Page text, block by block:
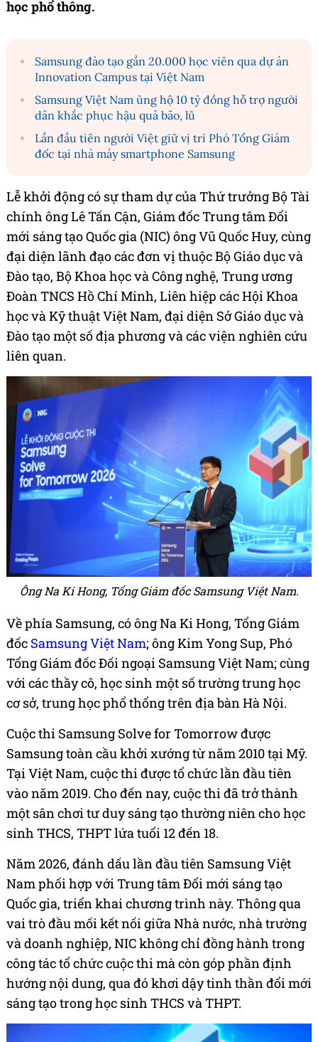
học phổ thông.
Samsung đào tạo gần 20.000 học viên qua dự án
Innovation Campus tại Việt Nam
Samsung Việt Nam ủng hộ 10 tỷ đồng hỗ trợ người
dân khắc phục hậu quả bão, lũ
Lần đầu tiên người Việt giữ vị trí Phó Tổng Giám
đốc tại nhà máy smartphone Samsung
Lễ khởi động có sự tham dự của Thứ trưởng Bộ Tài
chính ông Lê Tấn Cận, Giám đốc Trung tâm Đổi
mới sáng tạo Quốc gia (NIC) ông Vũ Quốc Huy, cùng
đại diện lãnh đạo các đơn vị thuộc Bộ Giáo dục và
Đào tạo, Bộ Khoa học và Công nghệ, Trung ương
Đoàn TNCS Hồ Chí Minh, Liên hiệp các Hội Khoa
học và Kỹ thuật Việt Nam, đại diện Sở Giáo dục và
Đào tạo một số địa phương và các viện nghiên cứu
liên quan.
Ông Na Ki Hong, Tổng Giám đốc Samsung Việt Nam.
Về phía Samsung, có ông Na Ki Hong, Tổng Giám
đốc Samsung Việt Nam; ông Kim Yong Sup, Phó
Tổng Giám đốc Đối ngoại Samsung Việt Nam; cùng
với các thầy cô, học sinh một số trường trung học
cơ sở, trung học phổ thổng trên địa bàn Hà Nội.
Cuộc thi Samsung Solve for Tomorrow được
Samsung toàn cầu khởi xướng từ năm 2010 tại Mỹ.
Tại Việt Nam, cuộc thi được tổ chức lần đầu tiên
vào năm 2019. Cho đến nay, cuộc thi đã trở thành
một sân chơi tư duy sáng tạo thường niên cho học
sinh THCS, THPT lứa tuổi 12 đến 18.
Năm 2026, đánh dấu lần đầu tiên Samsung Việt
Nam phối hợp với Trung tâm Đổi mới sáng tạo
Quốc gia, triển khai chương trình này. Thông qua
vai trò đầu mối kết nối giữa Nhà nước, nhà trường
và doanh nghiệp, NIC không chỉ đồng hành trong
công tác tổ chức cuộc thi mà còn góp phần định
hướng nội dung, qua đó khơi dậy tinh thần đổi mới
sáng tạo trong học sinh THCS và THPT.